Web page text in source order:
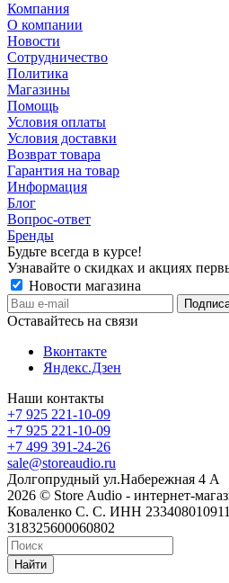
Компания
О компании
Новости
Сотрудничество
Политика
Магазины
Помощь
Условия оплаты
Условия доставки
Возврат товара
Гарантия на товар
Информация
Блог
Вопрос-ответ
Бренды
Будьте всегда в курсе!
Узнавайте о скидках и акциях
Новости магазина
Оставайтесь на связи
Вконтакте
Яндекс.Дзен
Наши контакты
+7 925 221-10-09
+7 925 221-10-09
+7 499 391-24-26
sale@storeaudio.ru
Долгопрудный ул.Набережная 4 А
2026 © Store Audio - интернет-
Коваленко С. С. ИНН
318325600060802
Найти